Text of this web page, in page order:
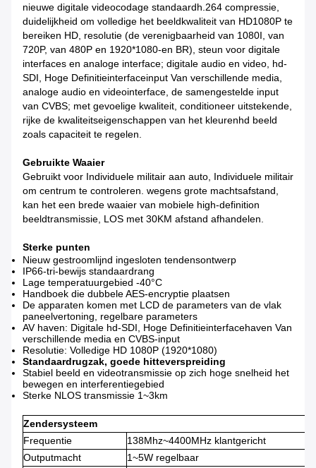
nieuwe digitale videocodage standaardh.264 compressie,
duidelijkheid om volledige het beeldkwaliteit van HD1080P te
bereiken HD, resolutie (de verenigbaarheid van 1080I, van
720P, van 480P en 1920*1080-en BR), steun voor digitale
interfaces en analoge interface; digitale audio en video, hd-
SDI, Hoge Definitieinterfaceinput Van verschillende media,
analoge audio en videointerface, de samengestelde input
van CVBS; met gevoelige kwaliteit, conditioneer uitstekende,
rijke de kwaliteitseigenschappen van het kleurenhd beeld
zoals capaciteit te regelen.
Gebruikte Waaier
Gebruikt voor Individuele militair aan auto, Individuele militair
om centrum te controleren. wegens grote machtsafstand,
kan het een brede waaier van mobiele high-definition
beeldtransmissie, LOS met 30KM afstand afhandelen.
Sterke punten
Nieuw gestroomlijnd ingesloten tendensontwerp
IP66-tri-bewijs standaardrang
Lage temperatuurgebied -40°C
Handboek die dubbele AES-encryptie plaatsen
De apparaten komen met LCD de parameters van de vlak
paneelvertoning, regelbare parameters
AV haven: Digitale hd-SDI, Hoge Definitieinterfacehaven Van
verschillende media en CVBS-input
Resolutie: Volledige HD 1080P (1920*1080)
Standaardrugzak, goede hitteverspreiding
Stabiel beeld en videotransmissie op zich hoge snelheid het
bewegen en interferentiegebied
Sterke NLOS transmissie 1~3km
Zendersysteem
Frequentie
138Mhz~4400MHz klantgericht
Outputmacht
1~5W regelbaar